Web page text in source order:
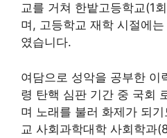
교를 거쳐 한밭고등학교(1
며, 고등학교 재학 시절에
였습니다.
여담으로 성악을 공부한 이
령 탄핵 심판 기간 중 국회
며 노래를 불러 화제가 되
교 사회과학대학 사회학과